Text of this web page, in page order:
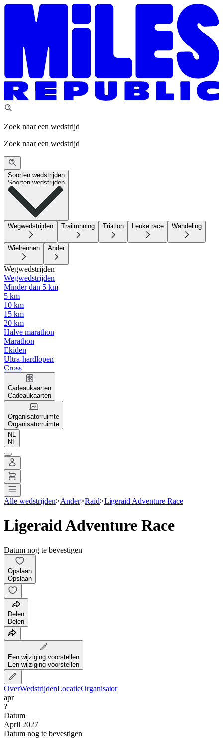
Zoek naar een wedstrijd
Zoek naar een wedstrijd
Soorten wedstrijden
Soorten wedstrijden
Wegwedstrijden Trailrunning Triatlon Leuke race Wandeling
Wielrennen Ander
Wegwedstrijden
Wegwedstrijden
Minder dan 5 km
5 km
10 km
15 km
20 km
Halve marathon
Marathon
Ekiden
Ultra-hardlopen
Cross
Cadeaukaarten
Cadeaukaarten
Organisatorruimte
Organisatorruimte
NL
NL
Alle wedstrijden>Ander>Raid>Ligeraid Adventure Race
Ligeraid Adventure Race
Datum nog te bevestigen
Opslaan
Opslaan
Delen
Delen
Een wijziging voorstellen
Een wijziging voorstellen
OverWedstrijdenLocatieOrganisator
apr
?
Datum
April 2027
Datum nog te bevestigen